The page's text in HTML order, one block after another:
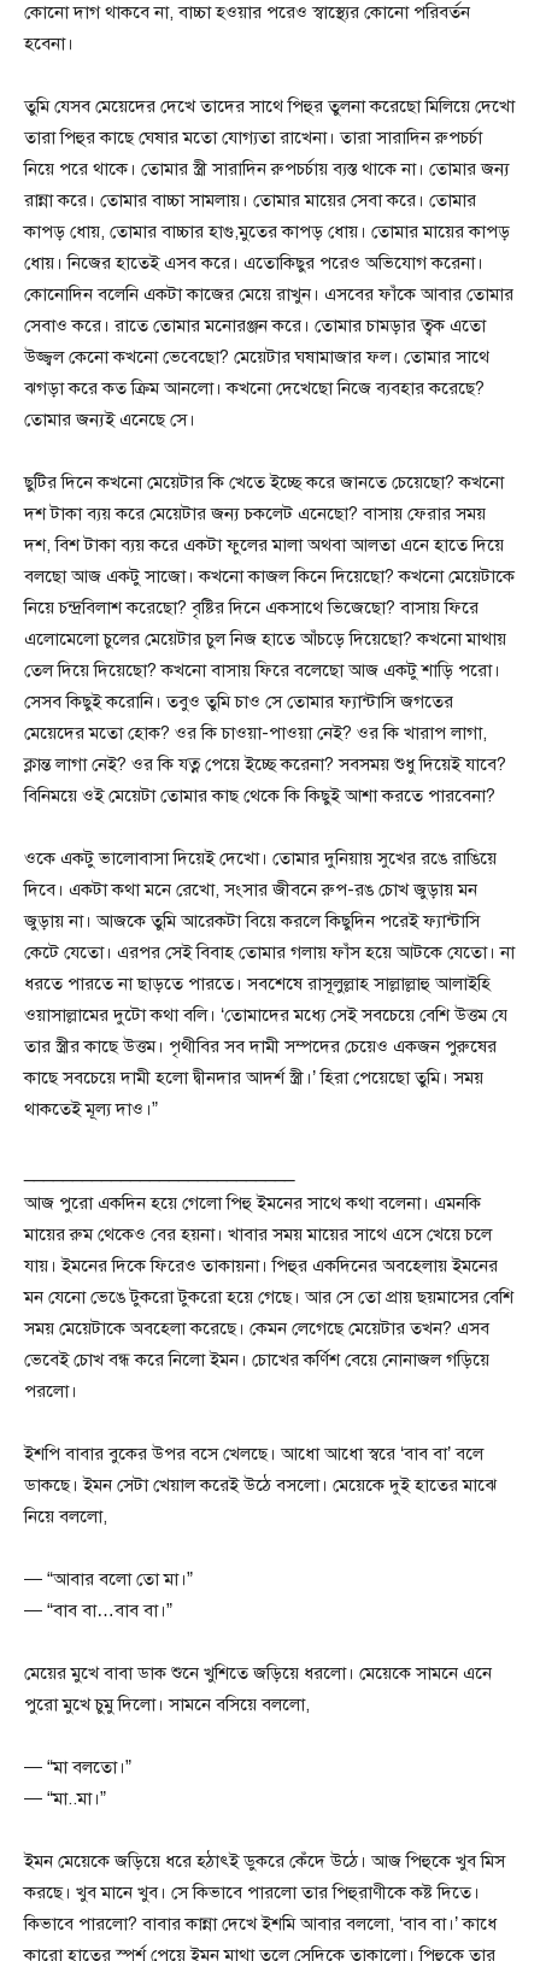
কোনো দাগ থাকবে না, বাচ্চা হওয়ার পরেও স্বাস্থ্যের কোনো পরিবর্তন
হবেনা।
তুমি যেসব মেয়েদের দেখে তাদের সাথে পিহুর তুলনা করেছো মিলিয়ে দেখো
তারা পিহুর কাছে ঘেষার মতো যোগ্যতা রাখেনা। তারা সারাদিন রুপচর্চা
নিয়ে পরে থাকে। তোমার স্ত্রী সারাদিন রুপচর্চায় ব্যস্ত থাকে না। তোমার জন্য
রান্না করে। তোমার বাচ্চা সামলায়। তোমার মায়ের সেবা করে। তোমার
কাপড় ধোয়, তোমার বাচ্চার হাগু,মুতের কাপড় ধোয়। তোমার মায়ের কাপড়
ধোয়। নিজের হাতেই এসব করে। এতোকিছুর পরেও অভিযোগ করেনা।
কোনোদিন বলেনি একটা কাজের মেয়ে রাখুন। এসবের ফাঁকে আবার তোমার
সেবাও করে। রাতে তোমার মনোরঞ্জন করে। তোমার চামড়ার ত্বক এতো
উজ্জ্বল কেনো কখনো ভেবেছো? মেয়েটার ঘষামাজার ফল। তোমার সাথে
ঝগড়া করে কত ক্রিম আনলো। কখনো দেখেছো নিজে ব্যবহার করেছে?
তোমার জন্যই এনেছে সে।
ছুটির দিনে কখনো মেয়েটার কি খেতে ইচ্ছে করে জানতে চেয়েছো? কখনো
দশ টাকা ব্যয় করে মেয়েটার জন্য চকলেট এনেছো? বাসায় ফেরার সময়
দশ, বিশ টাকা ব্যয় করে একটা ফুলের মালা অথবা আলতা এনে হাতে দিয়ে
বলছো আজ একটু সাজো। কখনো কাজল কিনে দিয়েছো? কখনো মেয়েটাকে
নিয়ে চন্দ্রবিলাশ করেছো? বৃষ্টির দিনে একসাথে ভিজেছো? বাসায় ফিরে
এলোমেলো চুলের মেয়েটার চুল নিজ হাতে আঁচড়ে দিয়েছো? কখনো মাথায়
তেল দিয়ে দিয়েছো? কখনো বাসায় ফিরে বলেছো আজ একটু শাড়ি পরো।
সেসব কিছুই করোনি। তবুও তুমি চাও সে তোমার ফ্যান্টাসি জগতের
মেয়েদের মতো হোক? ওর কি চাওয়া-পাওয়া নেই? ওর কি খারাপ লাগা,
ক্লান্ত লাগা নেই? ওর কি যত্ন পেয়ে ইচ্ছে করেনা? সবসময় শুধু দিয়েই যাবে?
বিনিময়ে ওই মেয়েটা তোমার কাছ থেকে কি কিছুই আশা করতে পারবেনা?
ওকে একটু ভালোবাসা দিয়েই দেখো। তোমার দুনিয়ায় সুখের রঙে রাঙিয়ে
দিবে। একটা কথা মনে রেখো, সংসার জীবনে রুপ-রঙ চোখ জুড়ায় মন
জুড়ায় না। আজকে তুমি আরেকটা বিয়ে করলে কিছুদিন পরেই ফ্যান্টাসি
কেটে যেতো। এরপর সেই বিবাহ তোমার গলায় ফাঁস হয়ে আটকে যেতো। না
ধরতে পারতে না ছাড়তে পারতে। সবশেষে রাসূলুল্লাহ সাল্লাল্লাহু আলাইহি
ওয়াসাল্লামের দুটো কথা বলি। ‘তোমাদের মধ্যে সেই সবচেয়ে বেশি উত্তম যে
তার স্ত্রীর কাছে উত্তম। পৃথীবির সব দামী সম্পদের চেয়েও একজন পুরুষের
কাছে সবচেয়ে দামী হলো দ্বীনদার আদর্শ স্ত্রী।’ হিরা পেয়েছো তুমি। সময়
থাকতেই মূল্য দাও।”
আজ পুরো একদিন হয়ে গেলো পিহু ইমনের সাথে কথা বলেনা। এমনকি
মায়ের রুম থেকেও বের হয়না। খাবার সময় মায়ের সাথে এসে খেয়ে চলে
যায়। ইমনের দিকে ফিরেও তাকায়না। পিহুর একদিনের অবহেলায় ইমনের
মন যেনো ভেঙে টুকরো টুকরো হয়ে গেছে। আর সে তো প্রায় ছয়মাসের বেশি
সময় মেয়েটাকে অবহেলা করেছে। কেমন লেগেছে মেয়েটার তখন? এসব
ভেবেই চোখ বন্ধ করে নিলো ইমন। চোখের কর্ণিশ বেয়ে নোনাজল গড়িয়ে
পরলো।
ইশপি বাবার বুকের উপর বসে খেলছে। আধো আধো স্বরে ‘বাব বা’ বলে
ডাকছে। ইমন সেটা খেয়াল করেই উঠে বসলো। মেয়েকে দুই হাতের মাঝে
নিয়ে বললো,
— “আবার বলো তো মা।”
— “বাব বা…বাব বা।”
মেয়ের মুখে বাবা ডাক শুনে খুশিতে জড়িয়ে ধরলো। মেয়েকে সামনে এনে
পুরো মুখে চুমু দিলো। সামনে বসিয়ে বললো,
— “মা বলতো।”
— “মা..মা।”
ইমন মেয়েকে জড়িয়ে ধরে হঠাৎই ডুকরে কেঁদে উঠে। আজ পিহুকে খুব মিস
করছে। খুব মানে খুব। সে কিভাবে পারলো তার পিহুরাণীকে কষ্ট দিতে।
কিভাবে পারলো? বাবার কান্না দেখে ইশমি আবার বললো, ‘বাব বা।’ কাধে
কারো হাতের স্পর্শ পেয়ে ইমন মাথা তুলে সেদিকে তাকালো। পিহুকে তার